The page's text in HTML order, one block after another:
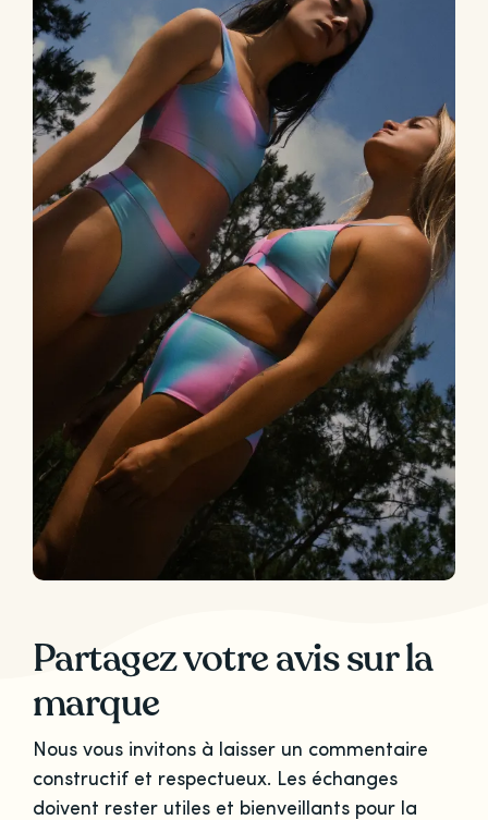
Partagez votre avis sur la
marque
Nous vous invitons à laisser un commentaire
constructif et respectueux. Les échanges
doivent rester utiles et bienveillants pour la